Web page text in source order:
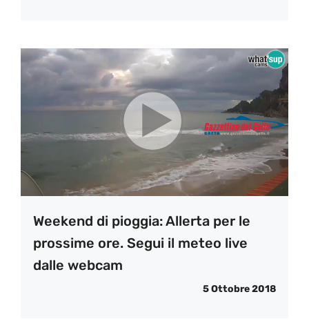
Weekend di pioggia: Allerta per le
prossime ore. Segui il meteo live
dalle webcam
5 Ottobre 2018